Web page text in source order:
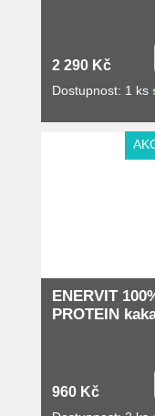
2 290 Kč
Dostupnost: 1 ks
ENERVIT
PROTEIN
960 Kč